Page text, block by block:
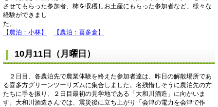
させてもらった参加者、柿を収穫しお土産にもらった参加者など、様々な
経験ができまし
た
【農泊：小林】
【農泊：喜多倉】
10月11日（月曜日）
２日目、各農泊先で農業体験を終えた参加者達は、昨日の解散場所であ
る喜多方グリーンツーリズムに集合しました。名残惜しそうに農泊先の方
たちに手を振り、２日目最初の見学地である「大和川酒造」に向かいま
す。大和川酒造さんでは、震災後に立ち上がり「会津の電力を会津で作